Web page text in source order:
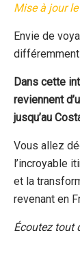
Mise à jour
Envie de
différemment
Dans cette
reviennent
jusqu’au
Vous allez
l’incroyable
et la
revenant en
Écoutez tout